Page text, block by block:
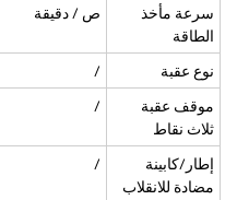
سرعة مأخذ
الطاقة
ص / دقيقة
نوع عقبة /
موقف عقبة
ثلاث نقاط
/
إطار/كابينة
مضادة للانقلاب
/